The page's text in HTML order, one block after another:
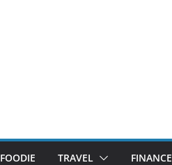
FOODIE TRAVEL FINANCE